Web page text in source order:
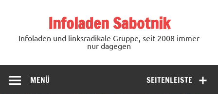
Infoladen Sabotnik
Infoladen und linksradikale Gruppe, seit 2008 immer
nur dagegen
SEITENLEISTE
MENÜ